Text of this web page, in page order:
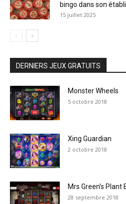
bingo dans son
15 juillet 2025
DERNIERS JEUX GRATUITS
Monster Wheels
5 octobre 2018
Xing Guardian
2 octobre 2018
Mrs Green’s Plant
28 septembre 2018